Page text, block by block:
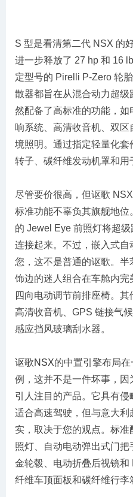
S 型是看清第二代 NSX 的
进一步释放了 27 hp 和 16
定型号的 Pirelli P-Zero 轮
散器都旨在从混合动力超
然配备了高标准的功能，
响系统、高清收音机、双
境照明。通过指定轻量化
转子、碳纤维发动机罩和用
尽管要价很高，但讴歌
标准功能不辜负其旗舰地
的 Jewel Eye 前照灯将超
连接起来。不过，嵌入式
您，这不是普通的讴歌。
饰边的迷人组合在车舱内
四向电动调节前排座椅。其
高清收音机、GPS 链接气
感应挡风玻璃刮水器。
讴歌NSX的中置引擎布局
例，这并不是一件坏事，
引人注目的产品。它具有
适合高速驾驶，但与意大
实，取决于您的观点。标
照灯、自动电动弹出式门
金轮毂、电动折叠后视镜
纤维车顶面板和碳纤维行李